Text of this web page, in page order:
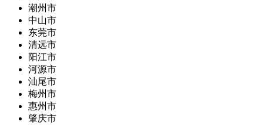
潮州市
中山市
东莞市
清远市
阳江市
河源市
汕尾市
梅州市
惠州市
肇庆市